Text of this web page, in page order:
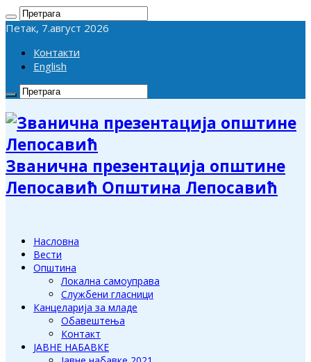
Петак, 7.август 2026
Контакти
English
Званична презентација општине
Лепосавић Општина Лепосавић
Насловна
Вести
Општина
Локална самоуправа
Службени гласници
Канцеларија за младе
Обавештења
Контакт
ЈАВНЕ НАБАВКЕ